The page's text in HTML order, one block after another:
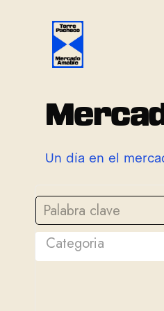
Merca
Un d ía en e merca
Categoria